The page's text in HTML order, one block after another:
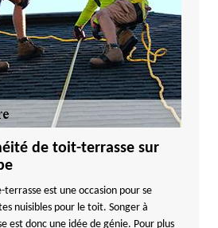
de toit-terrasse sur
est une occasion pour se
nuisibles pour le toit. Songer à
est donc une idée de génie. Pour plus